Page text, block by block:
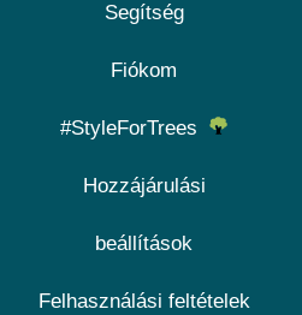
Segítség
Fiókom
#StyleForTrees
Hozzájárulási
beállítások
Felhasználási feltételek